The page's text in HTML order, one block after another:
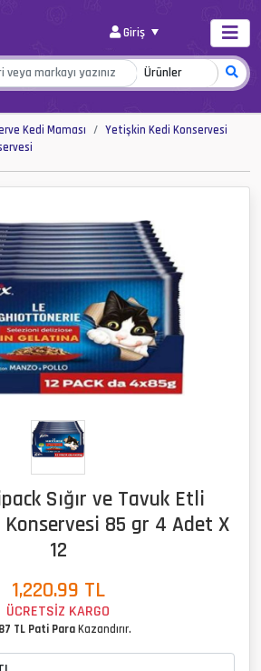
Giriş
Kedi Maması
Yetişkin Kedi Konservesi
Sığır ve Tavuk Etli
85 gr 4 Adet X
12
1,220.99 TL
ÜCRETSİZ KARGO
TL Pati ParaKazandırır.